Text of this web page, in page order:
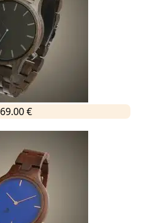
69.00 €